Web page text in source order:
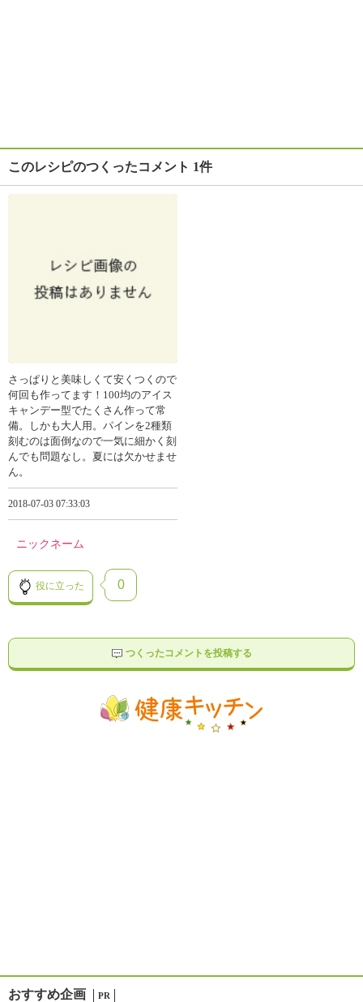
このレシピのつくったコメント 1件
さっぱりと美味しくて安くつくので
何回も作ってます！100均のアイス
キャンデー型でたくさん作って常
備。しかも大人用。パインを2種類
刻むのは面倒なので一気に細かく刻
んでも問題なし。夏には欠かせませ
ん。
2018-07-03 07:33:03
ニックネーム
役に立った 0
つくったコメントを投稿する
おすすめ企画 PR